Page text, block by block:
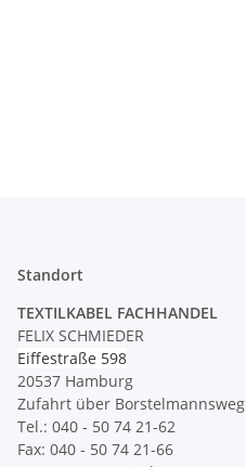
Standort
TEXTILKABEL FACHHANDEL
FELIX SCHMIEDER
Eiffestraße 598
20537 Hamburg
Zufahrt über Borstelmannsweg
Tel.: 040 - 50 74 21-62
Fax: 040 - 50 74 21-66